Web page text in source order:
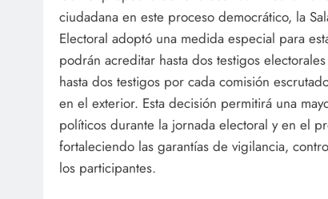
ciudadana en este proceso democrático, la
Electoral adoptó una medida especial para
podrán acreditar hasta dos testigos
hasta dos testigos por cada comisión
en el exterior. Esta decisión permitirá una
políticos durante la jornada electoral y en el
fortaleciendo las garantías de vigilancia,
los participantes.